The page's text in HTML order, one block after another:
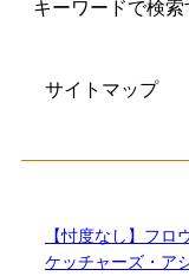
サイトマップ
【忖度なし】フロ
ケッチャーズ・ア